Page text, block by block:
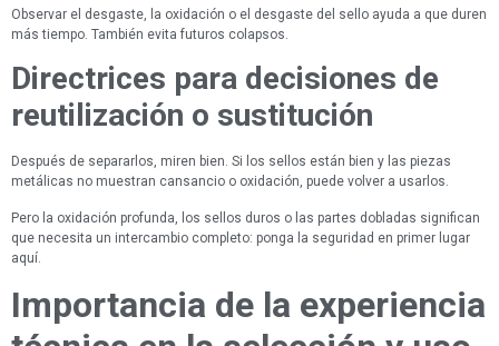
Observar el desgaste, la oxidación o el desgaste del sello ayuda a que duren
más tiempo. También evita futuros colapsos.
Directrices para decisiones de
reutilización o sustitución
Después de separarlos, miren bien. Si los sellos están bien y las piezas
metálicas no muestran cansancio o oxidación, puede volver a usarlos.
Pero la oxidación profunda, los sellos duros o las partes dobladas significan
que necesita un intercambio completo: ponga la seguridad en primer lugar
aquí.
Importancia de la experiencia